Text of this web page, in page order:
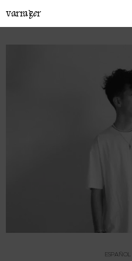
varrager
ESPAÑOL